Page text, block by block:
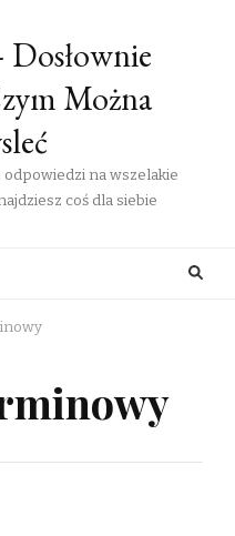
Dosłownie
Można
na wszelakie
coś dla siebie